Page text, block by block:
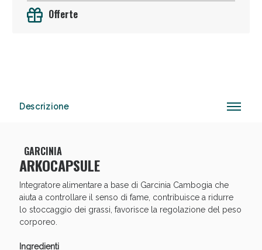
Offerte
Descrizione
GARCINIA
ARKOCAPSULE
Integratore alimentare a base di Garcinia Cambogia che
aiuta a controllare il senso di fame, contribuisce a ridurre
lo stoccaggio dei grassi, favorisce la regolazione del peso
corporeo.
Ingredienti